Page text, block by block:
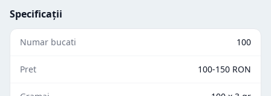
Specificații
Numar bucati 100
Pret 100-150 RON